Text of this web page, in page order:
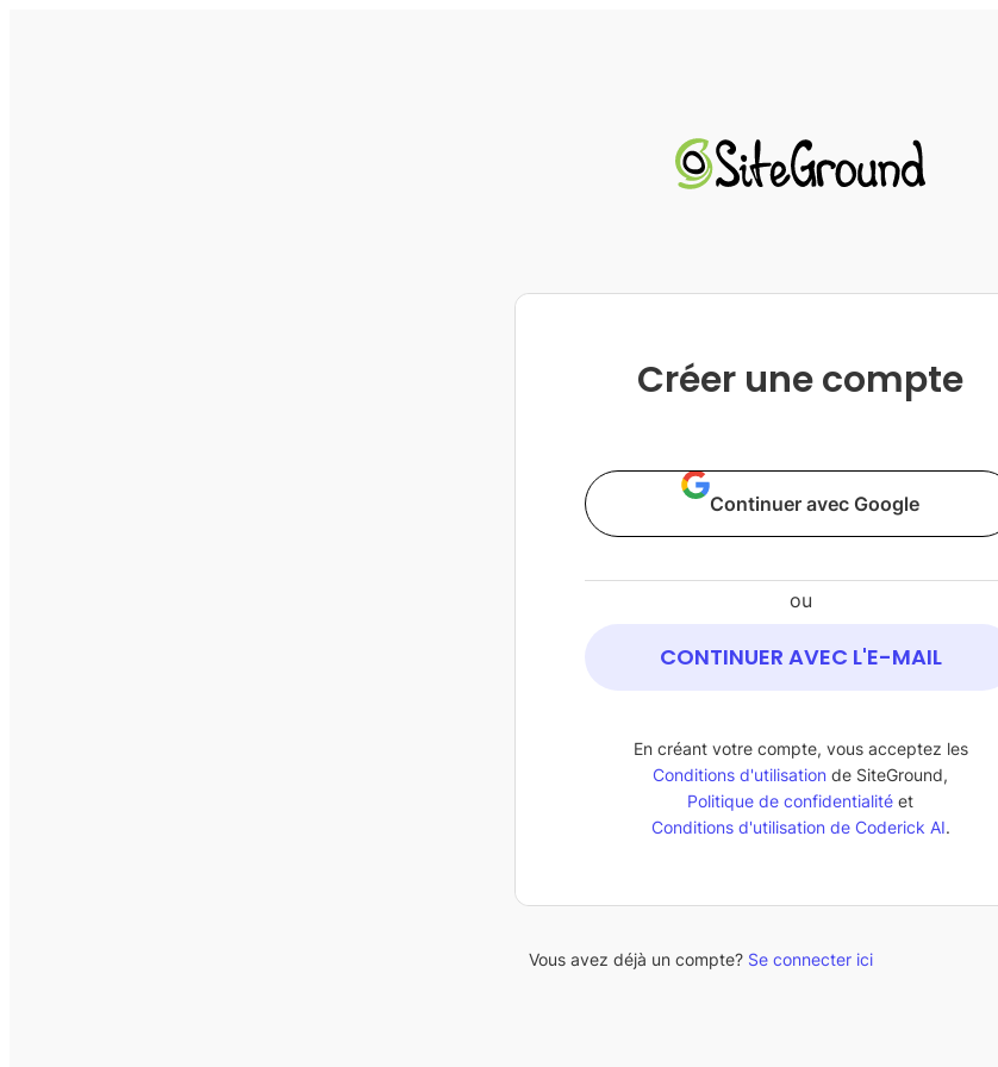
Créer une compte
Continuer avec Google
ou
CONTINUER AVEC L'E-MAIL
En créant votre compte, vous acceptez les
Conditions d'utilisation de SiteGround,
Politique de confidentialité et
Conditions d'utilisation de Coderick AI.
Vous avez déjà un compte? Se connecter ici